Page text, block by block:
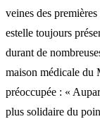
veines des
estelle toujours
durant de
maison médicale du
préoccupée : «
plus solidaire du